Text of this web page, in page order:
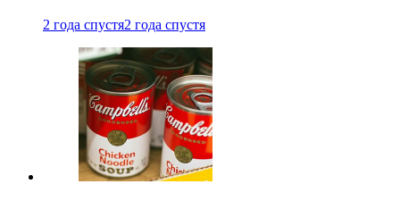
2 года спустя2 года спустя